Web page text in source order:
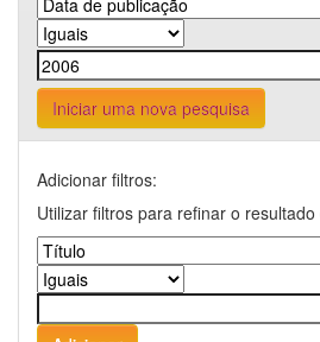
Iniciar uma nova pesquisa
Adicionar filtros:
Utilizar filtros para refinar o